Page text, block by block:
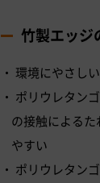
竹製エッジ
環境にやさしい
ポリウレタン
の接触による
やすい
ポリウレタン